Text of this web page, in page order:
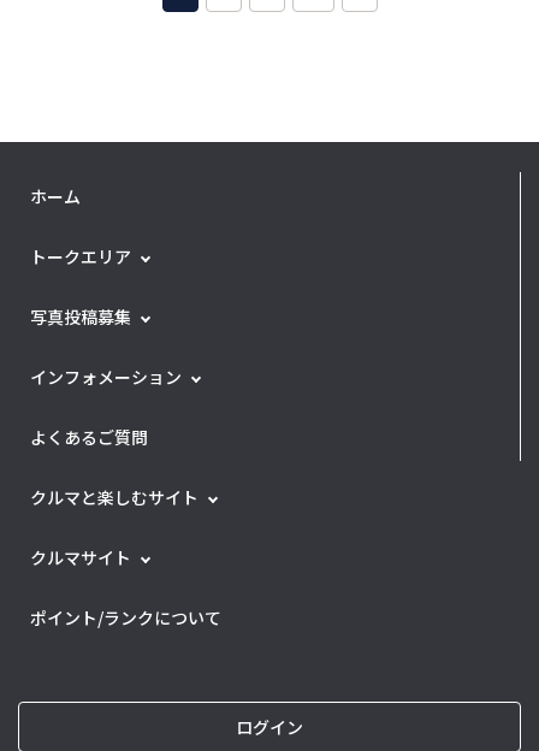
ホーム
トークエリア
写真投稿募集
インフォメーション
よくあるご質問
クルマと楽しむサイト
クルマサイト
ポイント/ランクについて
ログイン